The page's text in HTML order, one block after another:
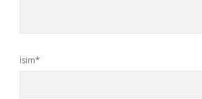
İsim*